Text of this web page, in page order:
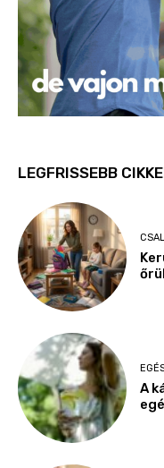
LEGFRISSEBB
A